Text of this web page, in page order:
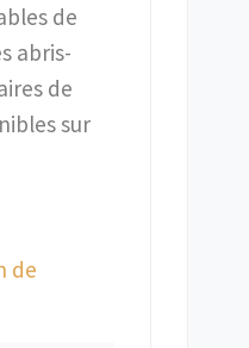
de
abris-
de
sur
de